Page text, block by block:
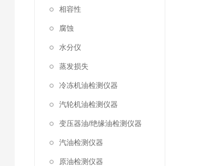
相容性
腐蚀
水分仪
蒸发损失
冷冻机油检测仪器
汽轮机油检测仪器
变压器油/绝缘油检测仪器
汽油检测仪器
原油检测仪器